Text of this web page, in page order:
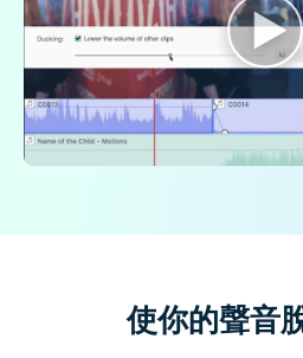
使你的聲音